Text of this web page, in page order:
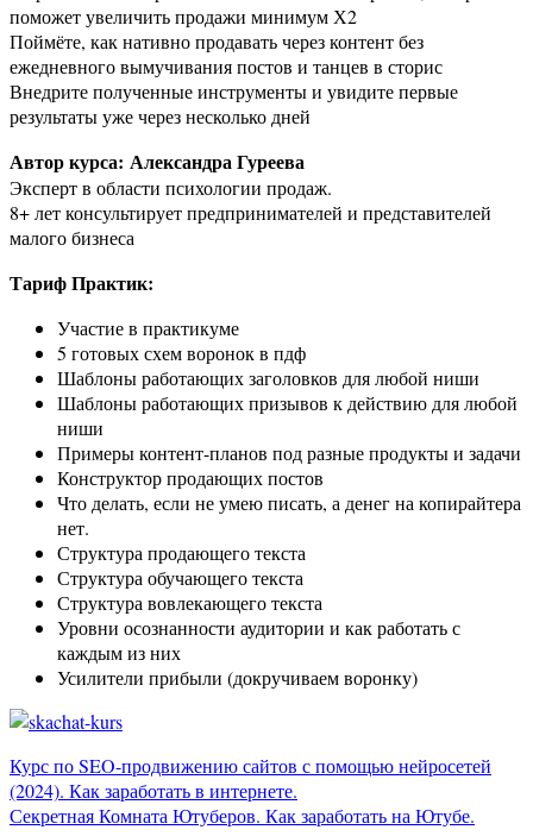
поможет увеличить продажи минимум Х2
Поймёте, как нативно продавать через контент без
ежедневного вымучивания постов и танцев в сторис
Внедрите полученные инструменты и увидите первые
результаты уже через несколько дней
Автор курса: Александра Гуреева
Эксперт в области психологии продаж.
8+ лет консультирует предпринимателей и представителей
малого бизнеса
Тариф Практик:
Участие в практикуме
5 готовых схем воронок в пдф
Шаблоны работающих заголовков для любой ниши
Шаблоны работающих призывов к действию для любой
ниши
Примеры контент-планов под разные продукты и задачи
Конструктор продающих постов
Что делать, если не умею писать, а денег на копирайтера
нет.
Структура продающего текста
Структура обучающего текста
Структура вовлекающего текста
Уровни осознанности аудитории и как работать с
каждым из них
Усилители прибыли (докручиваем воронку)
Навигация
по
Курс по SEO-продвижению сайтов с помощью нейросетей
(2024). Как заработать в интернете.
Секретная Комната Ютуберов. Как заработать на Ютубе.